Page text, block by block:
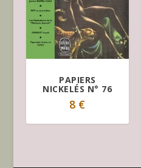
PAPIERS
NICKELÉS N° 76
8 €